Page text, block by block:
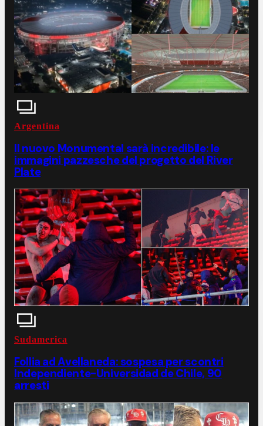
Argentina
Il nuovo Monumental sarà incredibile: le
immagini pazzesche del progetto del River
Plate
Sudamerica
Follia ad Avellaneda: sospesa per scontri
Independiente-Universidad de Chile, 90
arresti